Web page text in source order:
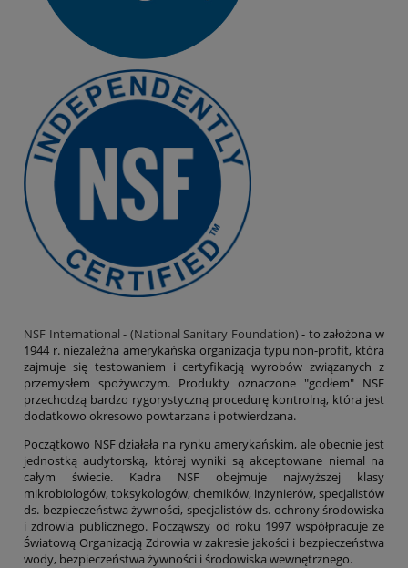
NSF International - (National Sanitary Foundation)- to założona w
1944 r. niezależna amerykańska organizacja typu non-profit, która
zajmuje się testowaniem i certyfikacją wyrobów związanych z
przemysłem spożywczym. Produkty oznaczone "godłem" NSF
przechodzą bardzo rygorystyczną procedurę kontrolną, która jest
dodatkowo okresowo powtarzana i potwierdzana.
Początkowo NSF działała na rynku amerykańskim, ale obecnie jest
jednostką audytorską, której wyniki są akceptowane niemal na
całym świecie. Kadra NSF obejmuje najwyższej klasy
mikrobiologów, toksykologów, chemików, inżynierów, specjalistów
ds. bezpieczeństwa żywności, specjalistów ds. ochrony środowiska
i zdrowia publicznego. Począwszy od roku 1997 współpracuje ze
Światową Organizacją Zdrowia w zakresie jakości i bezpieczeństwa
wody, bezpieczeństwa żywności i środowiska wewnętrznego.